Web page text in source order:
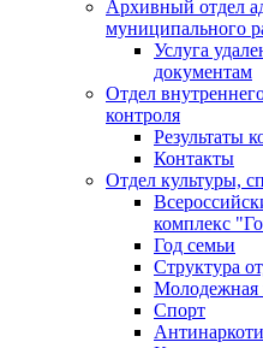
Архивный отдел
муниципального
Услуга
документам
Отдел
контроля
Результаты
Контакты
Отдел культуры,
комплекс
Год семьи
Структура
Молодежная
Спорт